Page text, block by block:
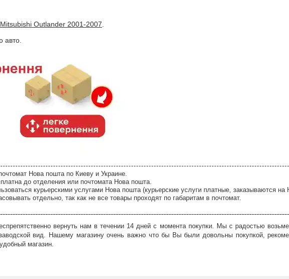
Outlander 2001-2007
авто.
Нова пошта по Киеву и Украине.
до отделения или почтомата Нова пошта.
курьерскими услугами Нова пошта (курьерские услуги платные, заказываются на
отдельно, так как не все товары проходят по габаритам в почтомат.
вернуть нам в течении 14 дней с момента покупки. Мы с радостью
вид. Нашему магазину очень важно что бы Вы были довольны покупкой,
магазин.